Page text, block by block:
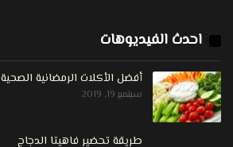
احدث الفيديوهات
أفضل الأكلات الرمضانية الصحية
سبتمبر 19, 2019
طريقة تحضير فاهيتا الدجاج